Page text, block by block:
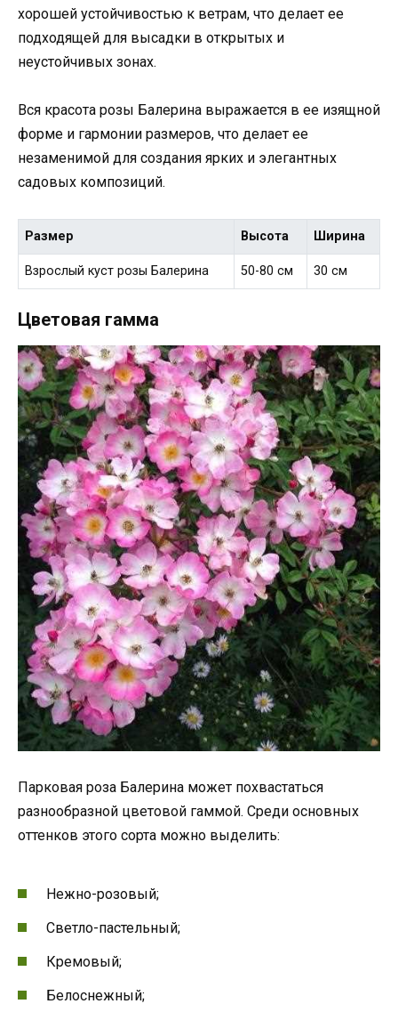
хорошей устойчивостью к ветрам, что делает ее
подходящей для высадки в открытых и
неустойчивых зонах.
Вся красота розы Балерина выражается в ее изящной
форме и гармонии размеров, что делает ее
незаменимой для создания ярких и элегантных
садовых композиций.
Размер Высота Ширина
Взрослый куст розы Балерина 50-80 см 30 см
Цветовая гамма
Парковая роза Балерина может похвастаться
разнообразной цветовой гаммой. Среди основных
оттенков этого сорта можно выделить:
Нежно-розовый;
Светло-пастельный;
Кремовый;
Белоснежный;